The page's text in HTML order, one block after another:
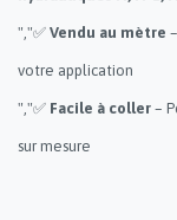
","✅ Vendu au mètre
votre application
","✅ Facile à coller –
sur mesure